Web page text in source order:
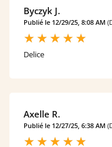
Byczyk J.
Publié le 12/29/25, 8:08 AM
Delice
Axelle R.
Publié le 12/27/25, 6:38 AM